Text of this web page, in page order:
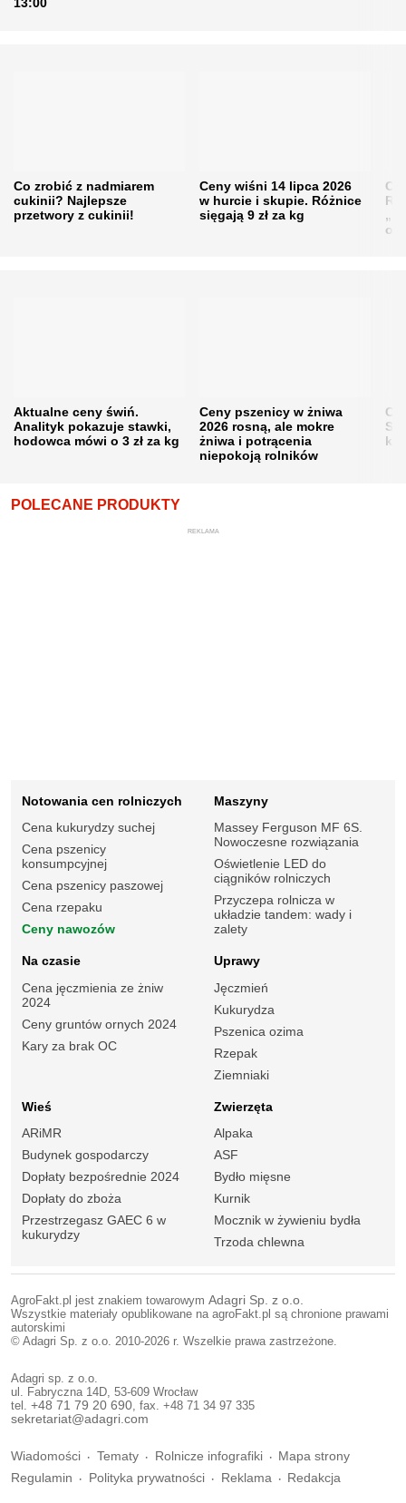
Co zrobić z nadmiarem
cukinii? Najlepsze
przetwory z cukinii!
Ceny wiśni 14 lipca 2026
w hurcie i skupie. Różnice
sięgają 9 zł za kg
Aktualne ceny świń.
Analityk pokazuje stawki,
hodowca mówi o 3 zł za kg
Ceny pszenicy w żniwa
2026 rosną, ale mokre
żniwa i potrącenia
niepokoją rolników
POLECANE PRODUKTY
REKLAMA
Notowania cen rolniczych
Cena kukurydzy suchej
Cena pszenicy
konsumpcyjnej
Cena pszenicy paszowej
Cena rzepaku
Ceny nawozów
Maszyny
Massey Ferguson MF 6S.
Nowoczesne rozwiązania
Oświetlenie LED do
ciągników rolniczych
Przyczepa rolnicza w
układzie tandem: wady i
zalety
Na czasie
Cena jęczmienia ze żniw
2024
Ceny gruntów ornych 2024
Kary za brak OC
Uprawy
Jęczmień
Kukurydza
Pszenica ozima
Rzepak
Ziemniaki
Wieś
ARiMR
Budynek gospodarczy
Dopłaty bezpośrednie 2024
Dopłaty do zboża
Przestrzegasz GAEC 6 w
kukurydzy
Zwierzęta
Alpaka
ASF
Bydło mięsne
Kurnik
Mocznik w żywieniu bydła
Trzoda chlewna
AgroFakt.pl jest znakiem towarowym Adagri Sp. z o.o.
Wszystkie materiały opublikowane na agroFakt.pl są chronione prawami
autorskimi
© Adagri Sp. z o.o. 2010-2026 r. Wszelkie prawa zastrzeżone.
Adagri sp. z o.o.
ul. Fabryczna 14D, 53-609 Wrocław
tel. +48 71 79 20 690 , fax. +48 71 34 97 335
sekretariat@adagri.com
Wiadomości Tematy Rolnicze infografiki
Mapa strony
Regulamin
Polityka prywatności Reklama Redakcja